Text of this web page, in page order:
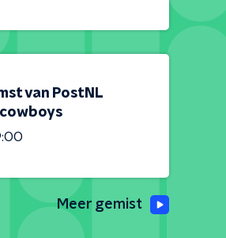
van PostNL
Meer gemist